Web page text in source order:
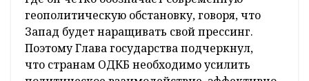
геополитическую обстановку, говоря, что
Запад будет наращивать свой прессинг.
Поэтому Глава государства подчеркнул,
что странам ОДКБ необходимо усилить